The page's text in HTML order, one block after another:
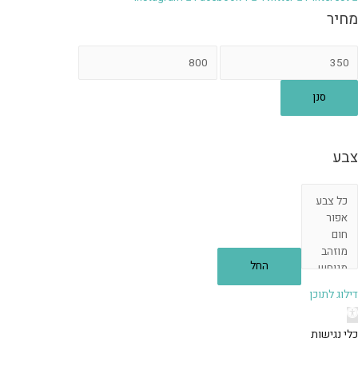
מחיר
סנן
צבע
החל
דילוג לתוכן
פתח
סרגל
כלי נגישות